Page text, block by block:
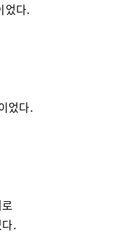
었다.
었다.
.